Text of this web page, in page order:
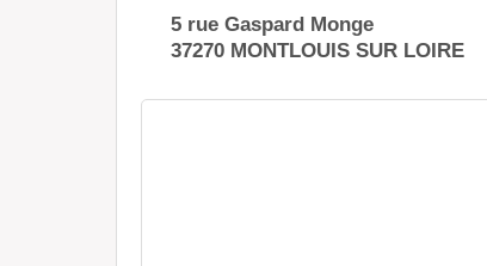
5 rue Gaspard Monge
37270 MONTLOUIS SUR LOIRE